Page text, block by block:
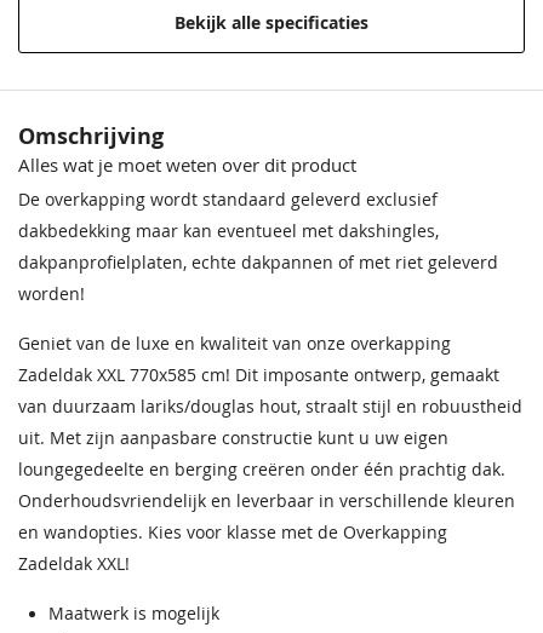
Douglashout
hout
Behandeling Materiaal
Bevestigingsmaterialen Inclusief
Nokhoogte
Afmeting robuuste
staanders
19x19 cm
Aantal robuuste
staanders
6 stuks
Daktype Zadeldak
Gordingen
Schoren
Bekijk alle specificaties
Omschrijving
Alles wat je moet weten over dit product
De overkapping wordt standaard geleverd exclusief
dakbedekking maar kan eventueel met dakshingles,
dakpanprofielplaten, echte dakpannen of met riet geleverd
worden!
Geniet van de luxe en kwaliteit van onze overkapping
Zadeldak XXL 770x585 cm! Dit imposante ontwerp, gemaakt
van duurzaam lariks/douglas hout, straalt stijl en robuustheid
uit. Met zijn aanpasbare constructie kunt u uw eigen
loungegedeelte en berging creëren onder één prachtig dak.
Onderhoudsvriendelijk en leverbaar in verschillende kleuren
en wandopties. Kies voor klasse met de Overkapping
Zadeldak XXL!
Maatwerk is mogelijk